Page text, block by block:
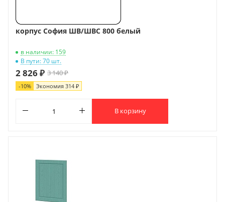
корпус София ШВ/ШВС 800 белый
в наличии: 159
В пути: 70 шт.
2 826 ₽ 3 140 ₽
-10% Экономия 314 ₽
В корзину